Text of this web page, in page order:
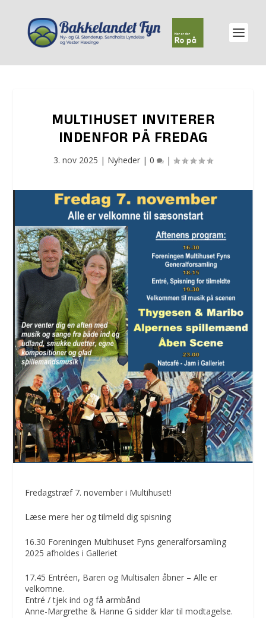
MULTIHUSET INVITERER
INDENFOR PÅ FREDAG
3. nov 2025 | Nyheder | 0 |
Fredagstræf 7. november i Multihuset!
Læse mere her og tilmeld dig spisning
16.30 Foreningen Multihuset Fyns generalforsamling
2025 afholdes i Galleriet
17.45 Entréen, Baren og Multisalen åbner – Alle er
velkomne.
Entré / tjek ind og få armbånd
Anne-Margrethe & Hanne G sidder klar til modtagelse.